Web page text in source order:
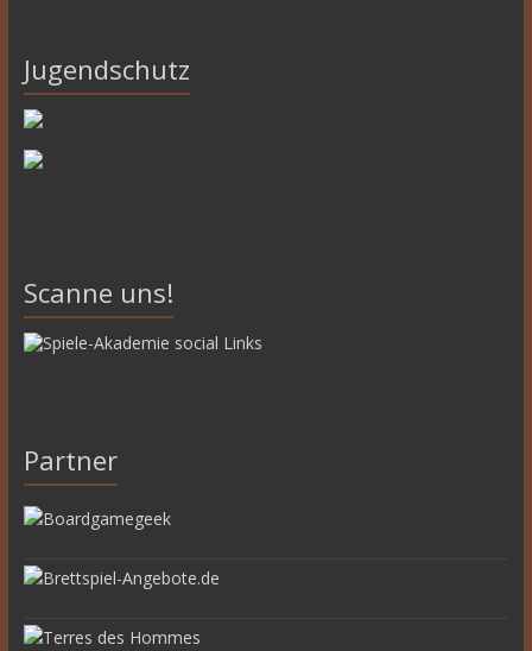
Jugendschutz
Scanne uns!
Partner